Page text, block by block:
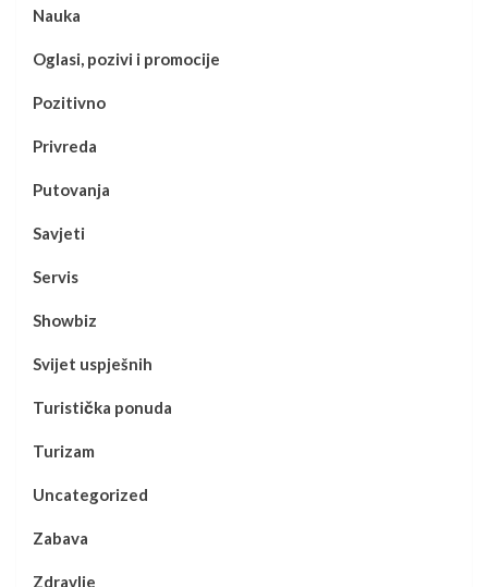
Nauka
Oglasi, pozivi i promocije
Pozitivno
Privreda
Putovanja
Savjeti
Servis
Showbiz
Svijet uspješnih
Turistička ponuda
Turizam
Uncategorized
Zabava
Zdravlje